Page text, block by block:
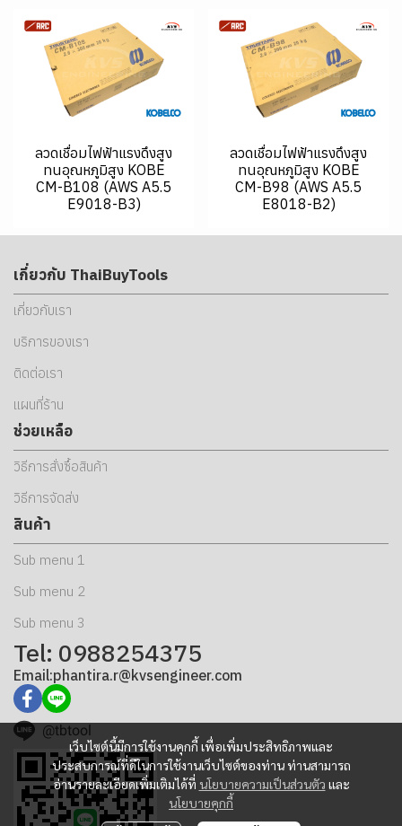
ลวดเชื่อมไฟฟ้าแรงดึงสูง
ทนอุณหภูมิสูง KOBE
CM-B108 (AWS A5.5
E9018-B3)
ลวดเชื่อมไฟฟ้าแรงดึงสูง
ทนอุณหภูมิสูง KOBE
CM-B98 (AWS A5.5
E8018-B2)
เว็บไซต์นี้มีการใช้งานคุกกี้ เพื่อเพิ่มประสิทธิภาพและ
ประสบการณ์ที่ดีในการใช้งานเว็บไซต์ของท่าน ท่านสามารถ
อ่านรายละเอียดเพิ่มเติมได้ที่ นโยบายความเป็นส่วนตัว และ
นโยบายคุกกี้
เกี่ยวกับ ThaiBuyTools
เกี่ยวกับเรา
บริการของเรา
ติดต่อเรา
แผนที่ร้าน
ช่วยเหลือ
วิธีการสั่งซื้อสินค้า
วิธีการจัดส่ง
สินค้า
Sub menu 1
Sub menu 2
Sub menu 3
Tel: 0988254375
Email:phantira.r@kvsengineer.com
@tbtool